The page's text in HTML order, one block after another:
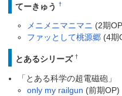
てーきゅう †
メニメニマニマニ (2期
ファッとして桃源郷 (4期
とあるシリーズ †
「とある科学の超電磁砲」
only my railgun (前期OP)